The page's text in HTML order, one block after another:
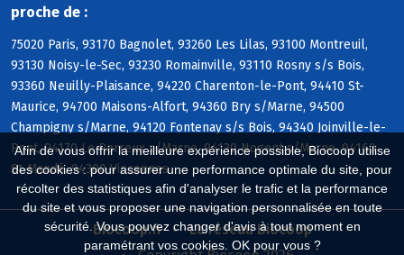
Afin de vous offrir la meilleure expérience possible, Biocoop utilise
des cookies : pour assurer une performance optimale du site, pour
récolter des statistiques afin d'analyser le trafic et la performance
du site et vous proposer une navigation personnalisée en toute
sécurité. Vous pouvez changer d'avis à tout moment en
paramétrant vos cookies. OK pour vous ?
proche de :
75020 Paris, 93170 Bagnolet, 93260 Les Lilas, 93100 Montreuil,
93130 Noisy-le-Sec, 93230 Romainville, 93110 Rosny s/s Bois,
93360 Neuilly-Plaisance, 94220 Charenton-le-Pont, 94410 St-
Maurice, 94700 Maisons-Alfort, 94360 Bry s/Marne, 94500
Champigny s/Marne, 94120 Fontenay s/s Bois, 94340 Joinville-le-
Pont, 94170 Le Perreux s/Marne, 94130 Nogent s/Marne, 94160
St-Mandé, 94300 Vincennes
Biocoop.fr
Le réseau Biocoop